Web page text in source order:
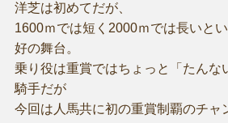
洋芝は初めてだが、
1600ｍでは短く2000ｍでは長いと
好の舞台。
乗り役は重賞ではちょっと「たんな
騎手だが
今回は人馬共に初の重賞制覇のチャ